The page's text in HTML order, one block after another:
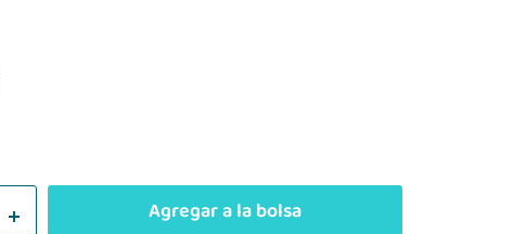
Agregar a la bolsa